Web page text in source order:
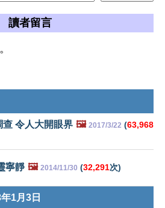
讀者留言
令人大開眼界 🖼️ 2017/3/22 (63,968
寧靜 🖼️ 2014/11/30 (32,291次)
1月3日